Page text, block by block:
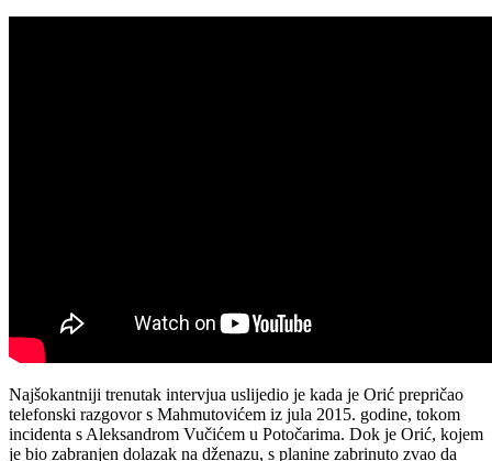
Najšokantniji trenutak intervjua uslijedio je kada je Orić prepričao
telefonski razgovor s Mahmutovićem iz jula 2015. godine, tokom
incidenta s Aleksandrom Vučićem u Potočarima. Dok je Orić, kojem
je bio zabranjen dolazak na dženazu, s planine zabrinuto zvao da